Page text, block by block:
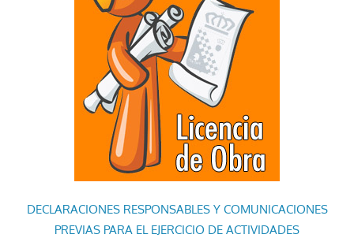
DECLARACIONES RESPONSABLES Y COMUNICACIONES
PREVIAS PARA EL EJERCICIO DE ACTIVIDADES